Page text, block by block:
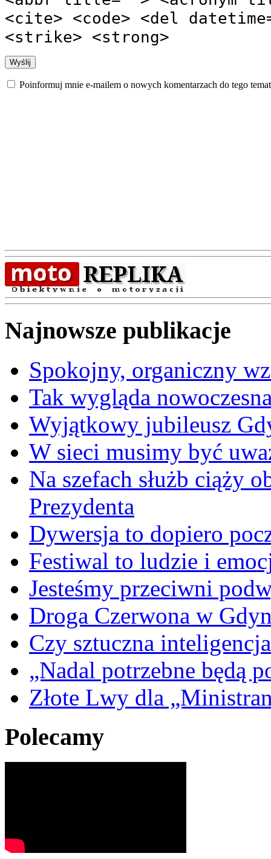
<cite> <code> <del
<strike> <strong>
Poinformuj mnie e-mailem o nowych komentarzach do tego
Najnowsze publikacje
Spokojny, organiczny
Tak wygląda
Wyjątkowy jubileusz
W sieci musimy być
Na szefach służb ciąży
Prezydenta
Dywersja to dopiero
Festiwal to ludzie i
Jesteśmy przeciwni
Droga Czerwona w
Czy sztuczna
„Nadal potrzebne będą
Złote Lwy dla
Polecamy